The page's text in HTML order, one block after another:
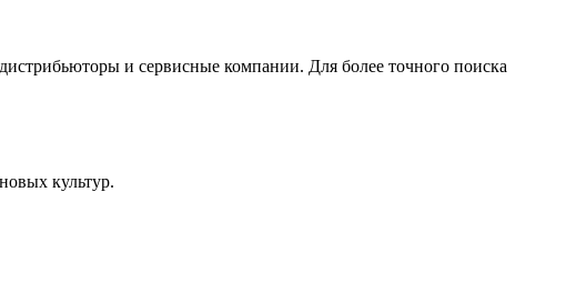
и сервисные компании. Для более точного поиска
культур.